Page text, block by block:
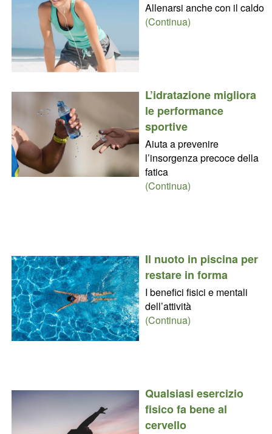
Allenarsi anche con il caldo
(Continua)
L’idratazione migliora
le performance
sportive
Aiuta a prevenire
l’insorgenza precoce della
fatica
(Continua)
Il nuoto in piscina per
restare in forma
I benefici fisici e mentali
dell’attività
(Continua)
Qualsiasi esercizio
fisico fa bene al
cervello